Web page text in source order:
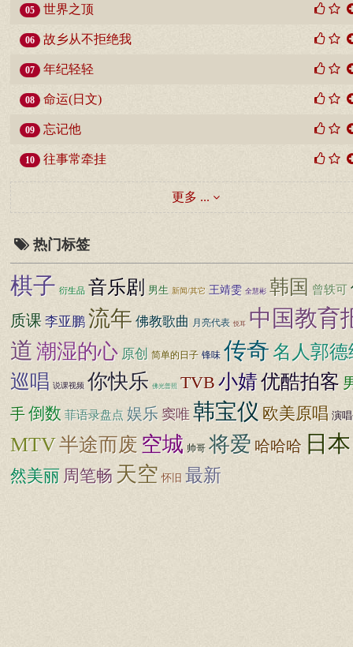
05 世界之顶
06 故乡从不拒绝我
07 年纪轻轻
08 命运(日文)
09 忘记他
10 往事常牵挂
更多 ...
热门标签
棋子 衍生品 音乐剧 男生 新闻/其它 王靖雯 全慧彬 韩国 曾轶可
质课 李亚鹏 流年 佛教歌曲 月亮代表 悦耳 中国教育
道 潮湿的心 原创 简单的日子 锋味 传奇名人郭德
巡唱 说课视频 你快乐 佛光普照 TVB小婧优酷拍客
手倒数 菲语录盘点 娱乐 窦唯 韩宝仪 欧美原唱 演
MTV半途而废 空城 帅哥 将爱 哈哈哈 日本
然美丽 周笔畅 天空 怀旧 最新